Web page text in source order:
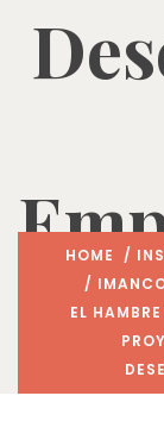
HOME /
/
EL